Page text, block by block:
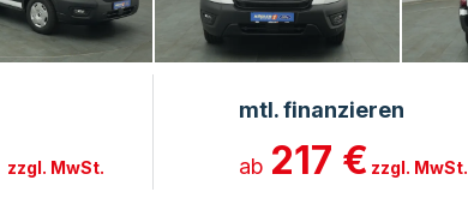
zzgl. MwSt.
mtl. finanzieren
ab 217 € zzgl. MwSt.